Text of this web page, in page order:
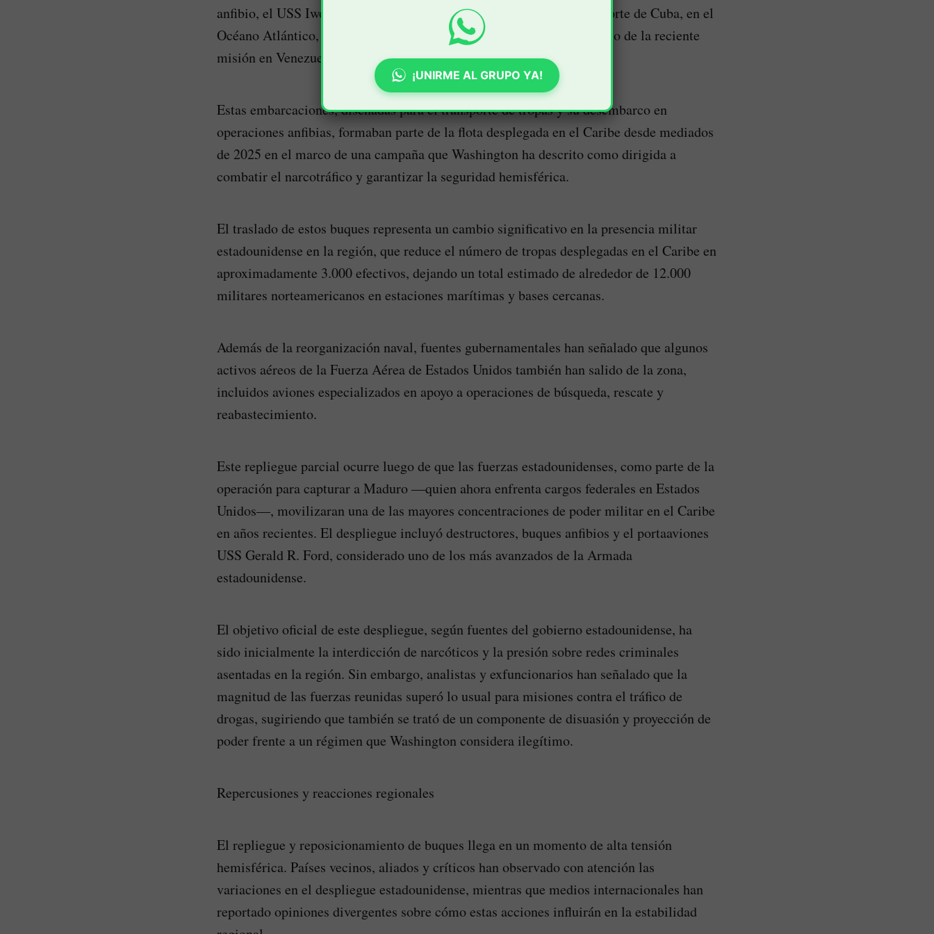
anfibio, el USS Iwo Jima y el USS San Antonio, a aguas cercanas al norte de Cuba, en el
Océano Atlántico, como parte de un ajuste estratégico tras el desarrollo de la reciente
misión en Venezuela.
Estas embarcaciones, diseñadas para el transporte de tropas y su desembarco en
operaciones anfibias, formaban parte de la flota desplegada en el Caribe desde mediados
de 2025 en el marco de una campaña que Washington ha descrito como dirigida a
combatir el narcotráfico y garantizar la seguridad hemisférica.
El traslado de estos buques representa un cambio significativo en la presencia militar
estadounidense en la región, que reduce el número de tropas desplegadas en el Caribe en
aproximadamente 3.000 efectivos, dejando un total estimado de alrededor de 12.000
militares norteamericanos en estaciones marítimas y bases cercanas.
Además de la reorganización naval, fuentes gubernamentales han señalado que algunos
activos aéreos de la Fuerza Aérea de Estados Unidos también han salido de la zona,
incluidos aviones especializados en apoyo a operaciones de búsqueda, rescate y
reabastecimiento.
Este repliegue parcial ocurre luego de que las fuerzas estadounidenses, como parte de la
operación para capturar a Maduro —quien ahora enfrenta cargos federales en Estados
Unidos—, movilizaran una de las mayores concentraciones de poder militar en el Caribe
en años recientes. El despliegue incluyó destructores, buques anfibios y el portaaviones
USS Gerald R. Ford, considerado uno de los más avanzados de la Armada
estadounidense.
El objetivo oficial de este despliegue, según fuentes del gobierno estadounidense, ha
sido inicialmente la interdicción de narcóticos y la presión sobre redes criminales
asentadas en la región. Sin embargo, analistas y exfuncionarios han señalado que la
magnitud de las fuerzas reunidas superó lo usual para misiones contra el tráfico de
drogas, sugiriendo que también se trató de un componente de disuasión y proyección de
poder frente a un régimen que Washington considera ilegítimo.
Repercusiones y reacciones regionales
El repliegue y reposicionamiento de buques llega en un momento de alta tensión
hemisférica. Países vecinos, aliados y críticos han observado con atención las
variaciones en el despliegue estadounidense, mientras que medios internacionales han
reportado opiniones divergentes sobre cómo estas acciones influirán en la estabilidad
¡UNIRME AL GRUPO YA!